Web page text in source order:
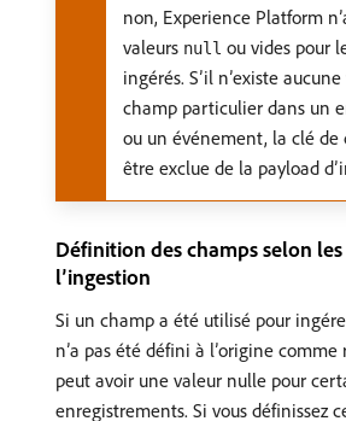
non, Experience Platform
valeurs null ou vides pour
ingérés. S’il n’existe
champ particulier dans un
ou un événement, la clé de
être exclue de la payload
Définition des champs selon
l’ingestion
Si un champ a été utilisé pour
n’a pas été défini à l’origine comme
peut avoir une valeur nulle pour
enregistrements. Si vous définissez